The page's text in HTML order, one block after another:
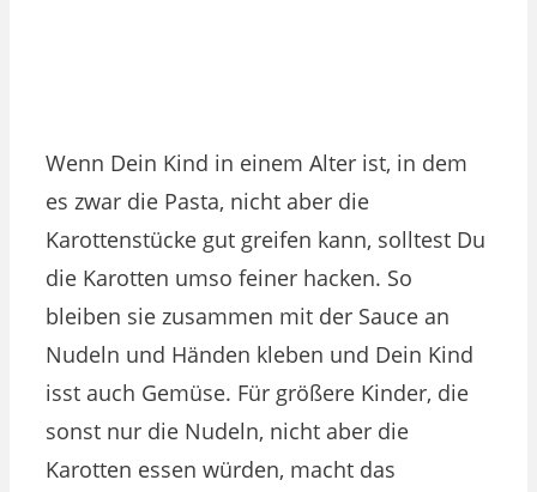
Wenn Dein Kind in einem Alter ist, in dem
es zwar die Pasta, nicht aber die
Karottenstücke gut greifen kann, solltest Du
die Karotten umso feiner hacken. So
bleiben sie zusammen mit der Sauce an
Nudeln und Händen kleben und Dein Kind
isst auch Gemüse. Für größere Kinder, die
sonst nur die Nudeln, nicht aber die
Karotten essen würden, macht das